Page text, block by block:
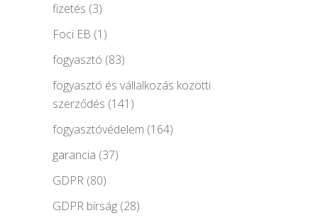
fizetés (3)
Foci EB (1)
fogyasztó (83)
fogyasztó és vállalkozás közötti
szerződés (141)
fogyasztóvédelem (164)
garancia (37)
GDPR (80)
GDPR bírság (28)